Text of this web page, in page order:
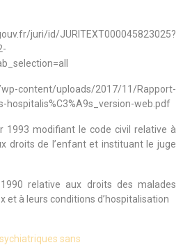
juri/id/JURITEXT000045823025?
content/uploads/2017/11/Rapport-
hospitalis%C3%A9s_version-web.pdf
1993 modifiant le code civil relative à
droits de l’enfant et instituant le juge
relative aux droits des malades
et à leurs conditions d’hospitalisation
sans